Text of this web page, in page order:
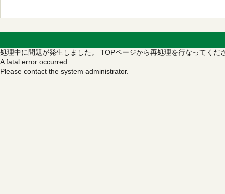
処理中に問題が発生しました。 TOPページから再処理を行なってくだ
A fatal error occurred.
Please contact the system administrator.